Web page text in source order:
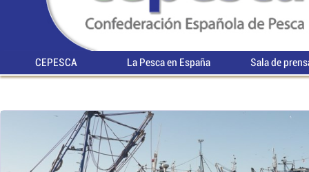
CEPESCA La Pesca en España Sala de